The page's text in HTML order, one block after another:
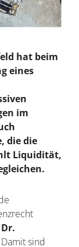
hat beim
eines
im
die die
Liquidität,
sind